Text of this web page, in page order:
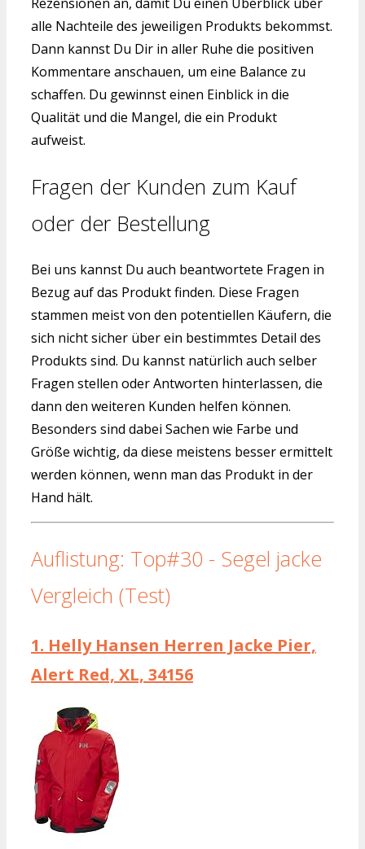
alle Nachteile des jeweiligen Produkts bekommst.
Dann kannst Du Dir in aller Ruhe die positiven
Kommentare anschauen, um eine Balance zu
schaffen. Du gewinnst einen Einblick in die
Qualität und die Mangel, die ein Produkt
aufweist.
Fragen der Kunden zum Kauf
oder der Bestellung
Bei uns kannst Du auch beantwortete Fragen in
Bezug auf das Produkt finden. Diese Fragen
stammen meist von den potentiellen Käufern, die
sich nicht sicher über ein bestimmtes Detail des
Produkts sind. Du kannst natürlich auch selber
Fragen stellen oder Antworten hinterlassen, die
dann den weiteren Kunden helfen können.
Besonders sind dabei Sachen wie Farbe und
Größe wichtig, da diese meistens besser ermittelt
werden können, wenn man das Produkt in der
Hand hält.
Auflistung: Top#30 - Segel jacke
Vergleich (Test)
1. Helly Hansen Herren Jacke Pier,
Alert Red, XL, 34156